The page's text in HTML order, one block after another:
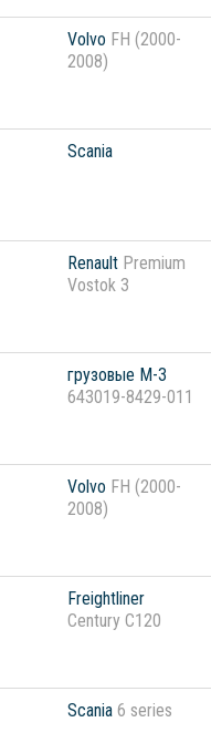
Volvo FH (2000-
2008)
Scania
Renault Premium
Vostok 3
грузовые М-З
643019-8429-011
Volvo FH (2000-
2008)
Freightliner
Century C120
Scania 6 series